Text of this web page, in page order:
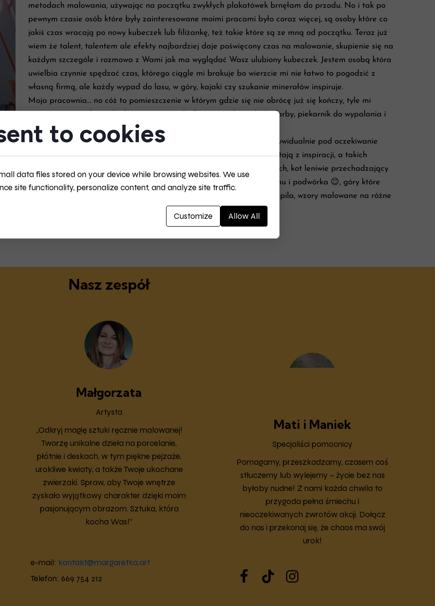
metodach malowania, używając na początku zwykłych plakatówek brnęłam do przodu. No i tak po
pewnym czasie osób które były zainteresowane moimi pracami było coraz więcej, są osoby które co
jakiś czas wracają po nowy kubeczek lub filiżankę, też takie które są ze mną od początku. Teraz już
wiem że talent, talentem ale efekty najbardziej daje poświęcony czas na malowanie, skupienie się na
każdym szczególe i rozmowa z Wami jak ma wyglądać Wasz ulubiony kubeczek. Jestem osobą która
uwielbia czynnie spędzać czas, którego ciągle mi brakuje bo wierzcie mi nie łatwo to pogodzić z
własną firmą, ale każdy wypad do lasu, w góry, kajaki czy szukanie minerałów inspiruje.
Moja pracownia… no cóż to pomieszczenie w którym gdzie się nie obrócę już się kończy, tyle mi
wystarczy, wszystko pod ręką, mnóstwo pędzelków, porcelany, deski, farby, piekarnik do wypalania i
oczywiście stół gdzie to wszystko się mieści?
Moje malowane ręcznie kubeczki, filiżanki czy deski są malowane indywidualnie pod oczekiwanie
klienta, mam też gotowe wzory które uwielbiam lub wzory, które powstają z inspiracji, a takich
tematów nie brakuje… to pszczoła lub trzmiel siedzący na moich różach, kot leniwie przechadzający
się po torach obok - a wtedy Maniek daje znać, że jest tu panem domu i podwórka 😊, góry które
widzę z okna i mój ogród. Co zobaczysz na moich pracach: portret pupila, wzory malowane na różne
okazje (urodziny, ślub..), kwiaty, pejzaże, zwierzęta, anioły.
Nasz zespół
Artysta
Małgorzata
„Odkryj magię sztuki ręcznie malowanej!
Tworzę unikalne dzieła na porcelanie,
płótnie i deskach, w tym piękne pejzaże,
urokliwe kwiaty, a także Twoje ukochane
zwierzaki. Spraw, aby Twoje wnętrze
zyskało wyjątkowy charakter dzięki moim
pasjonującym obrazom. Sztuka, która
kocha Was!”
Specjaliści pomocnicy
Mati i Maniek
Pomagamy, przeszkadzamy, czasem coś
stłuczemy lub wylejemy – życie bez nas
byłoby nudne! Z nami każda chwila to
przygoda pełna śmiechu i
nieoczekiwanych zwrotów akcji. Dołącz
do nas i przekonaj się, że chaos ma swój
urok!
Telefon: 669 754 212
e-mail: kontakt@margaretka.art
to cookies
data files stored on your device while browsing websites. We use
site functionality, personalize content, and analyze site traffic.
Customize Allow All